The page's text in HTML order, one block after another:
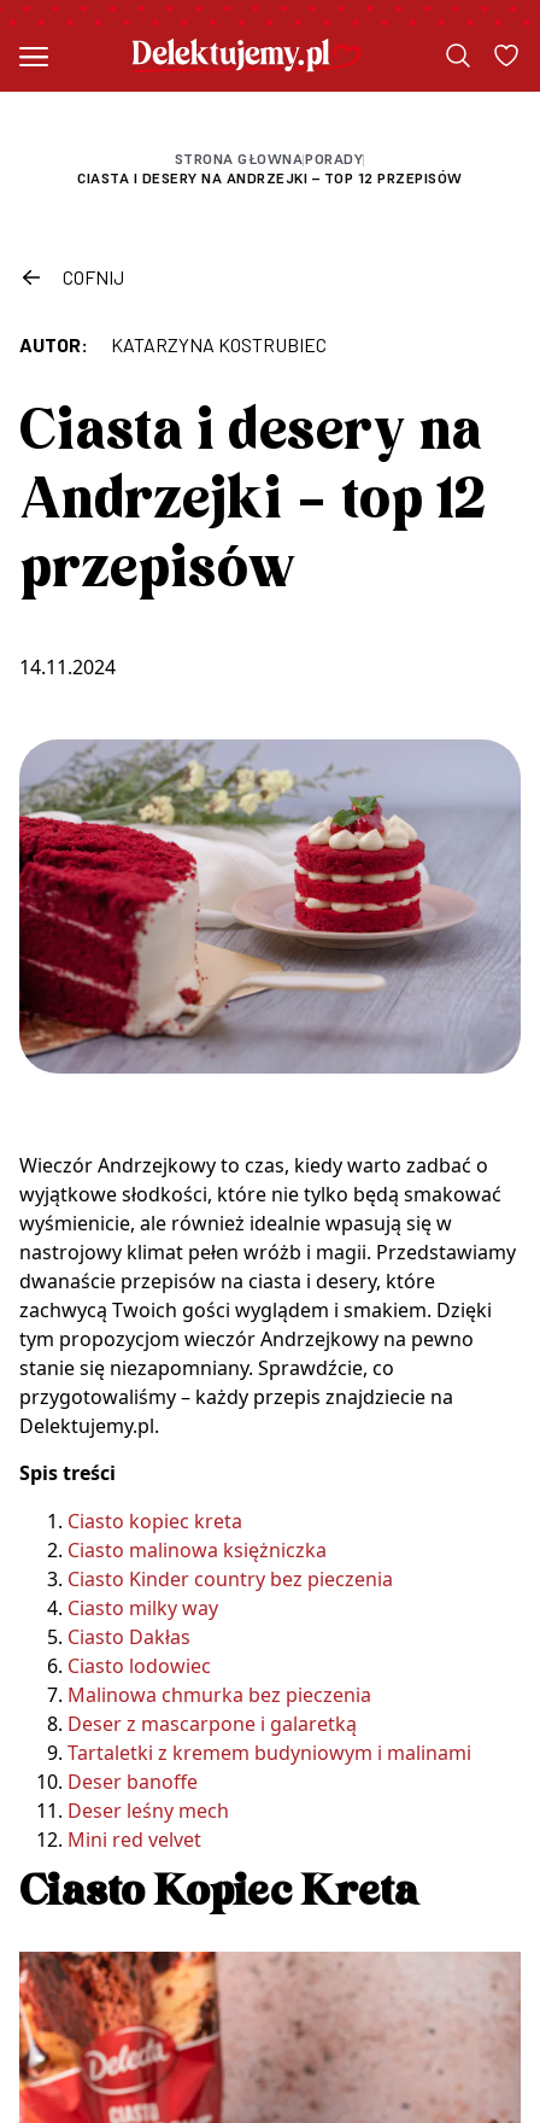
STRONA GŁOWNA|PORADY|
CIASTA I DESERY NA ANDRZEJKI – TOP 12 PRZEPISÓW
COFNIJ
AUTOR: KATARZYNA KOSTRUBIEC
Ciasta i desery na
Andrzejki – top 12
przepisów
14.11.2024
Wieczór Andrzejkowy to czas, kiedy warto zadbać o
wyjątkowe słodkości, które nie tylko będą smakować
wyśmienicie, ale również idealnie wpasują się w
nastrojowy klimat pełen wróżb i magii. Przedstawiamy
dwanaście przepisów na ciasta i desery, które
zachwycą Twoich gości wyglądem i smakiem. Dzięki
tym propozycjom wieczór Andrzejkowy na pewno
stanie się niezapomniany. Sprawdźcie, co
przygotowaliśmy – każdy przepis znajdziecie na
Delektujemy.pl.
Spis treści
Ciasto kopiec kreta
Ciasto malinowa księżniczka
Ciasto Kinder country bez pieczenia
Ciasto milky way
Ciasto Dakłas
Ciasto lodowiec
Malinowa chmurka bez pieczenia
Deser z mascarpone i galaretką
Tartaletki z kremem budyniowym i malinami
Deser banoffe
Deser leśny mech
Mini red velvet
Ciasto Kopiec Kreta